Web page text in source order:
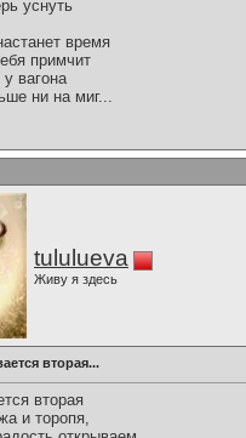
уснуть
время
примчит
у вагона
ни на миг...
tululueva
Живу я здесь
вторая...
вторая
и торопя,